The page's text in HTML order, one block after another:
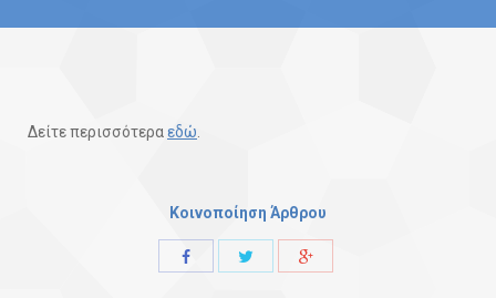
Δείτε περισσότεραεδώ
Κοινοποίηση Άρθρου
Share